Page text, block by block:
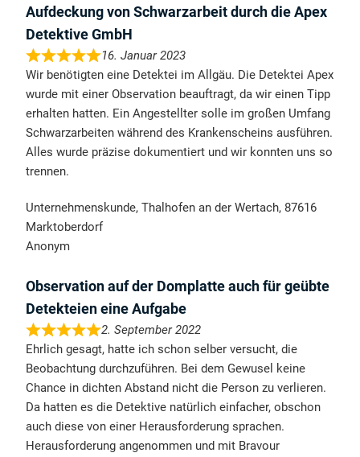
Aufdeckung von Schwarzarbeit durch die Apex
Detektive GmbH
16. Januar 2023
Wir benötigten eine Detektei im Allgäu. Die Detektei Apex
wurde mit einer Observation beauftragt, da wir einen Tipp
erhalten hatten. Ein Angestellter solle im großen Umfang
Schwarzarbeiten während des Krankenscheins ausführen.
Alles wurde präzise dokumentiert und wir konnten uns so
trennen.
Unternehmenskunde, Thalhofen an der Wertach, 87616
Marktoberdorf
Anonym
Observation auf der Domplatte auch für geübte
Detekteien eine Aufgabe
2. September 2022
Ehrlich gesagt, hatte ich schon selber versucht, die
Beobachtung durchzuführen. Bei dem Gewusel keine
Chance in dichten Abstand nicht die Person zu verlieren.
Da hatten es die Detektive natürlich einfacher, obschon
auch diese von einer Herausforderung sprachen.
Herausforderung angenommen und mit Bravour